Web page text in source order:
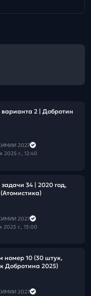
варианта 2 | Добротин
2027
2025 г., 12:40
задачи 34 | 2020 год,
(Атомистика)
2027
2025 г., 13:00
номер 10 (30 штук,
Добротина 2025)
2027